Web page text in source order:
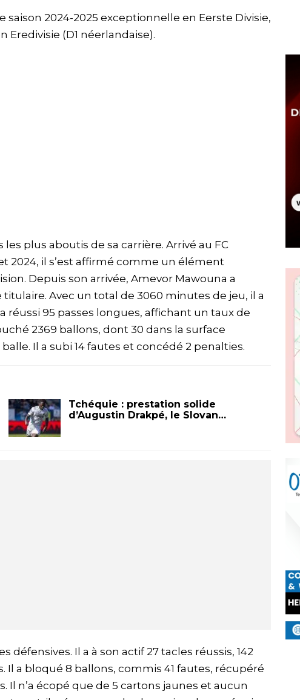
2024-2025 exceptionnelle en Eerste Divisie,
(D1 néerlandaise).
plus aboutis de sa carrière. Arrivé au FC
2024, il s’est affirmé comme un élément
Depuis son arrivée, Amevor Mawouna a
Avec un total de 3060 minutes de jeu, il a
réussi 95 passes longues, affichant un taux de
2369 ballons, dont 30 dans la surface
Il a subi 14 fautes et concédé 2 penalties.
Tchéquie : prestation solide
d’Augustin Drakpé, le Slovan…
Il a à son actif 27 tacles réussis, 142
a bloqué 8 ballons, commis 41 fautes, récupéré
Il n’a écopé que de 5 cartons jaunes et aucun